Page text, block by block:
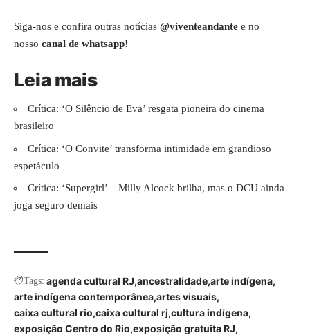
Siga-nos e confira outras notícias @viventeandante e no
nosso canal de whatsapp!
Leia mais
Crítica: ‘O Silêncio de Eva’ resgata pioneira do cinema
brasileiro
Crítica: ‘O Convite’ transforma intimidade em grandioso
espetáculo
Crítica: ‘Supergirl’ – Milly Alcock brilha, mas o DCU ainda
joga seguro demais
Tags: agenda cultural RJ ancestralidade arte indígena
arte indígena contemporânea artes visuais
caixa cultural rio caixa cultural rj cultura indígena
exposição Centro do Rio exposição gratuita RJ